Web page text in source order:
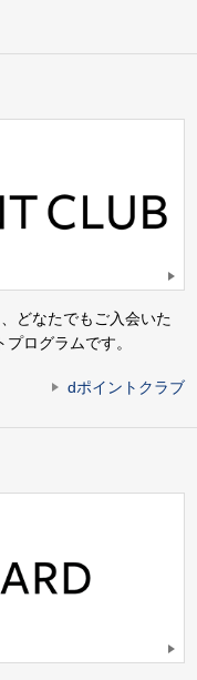
どなたでもご入会いた
ログラムです。
dポイントクラブ